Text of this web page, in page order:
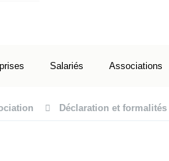
Salariés Associations
Déclaration et formalités